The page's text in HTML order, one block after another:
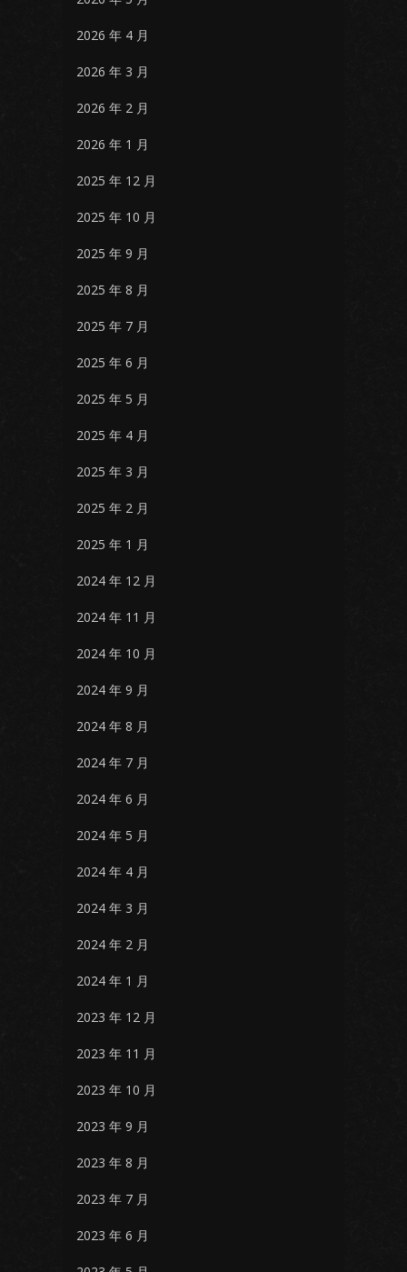
2026 年 4 月
2026 年 3 月
2026 年 2 月
2026 年 1 月
2025 年 12 月
2025 年 10 月
2025 年 9 月
2025 年 8 月
2025 年 7 月
2025 年 6 月
2025 年 5 月
2025 年 4 月
2025 年 3 月
2025 年 2 月
2025 年 1 月
2024 年 12 月
2024 年 11 月
2024 年 10 月
2024 年 9 月
2024 年 8 月
2024 年 7 月
2024 年 6 月
2024 年 5 月
2024 年 4 月
2024 年 3 月
2024 年 2 月
2024 年 1 月
2023 年 12 月
2023 年 11 月
2023 年 10 月
2023 年 9 月
2023 年 8 月
2023 年 7 月
2023 年 6 月